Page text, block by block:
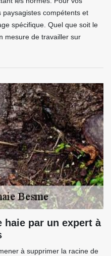
compétents et
spécifique. Quel que soit le
mesure de travailler sur
haie par un expert à
à supprimer la racine de